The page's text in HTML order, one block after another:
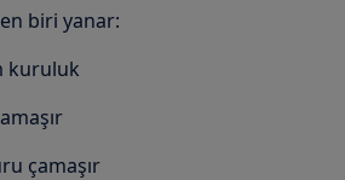
biri yanar:
kuruluk
çamaşır